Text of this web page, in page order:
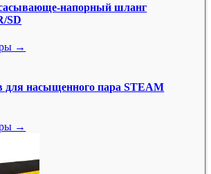
напорный шланг
SD
→
для насыщенного пара STEAM
→